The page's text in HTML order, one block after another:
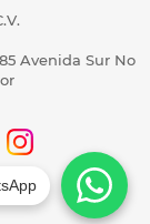
Avenida Sur No